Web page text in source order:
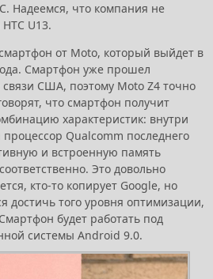
Надеемся, что компания не
U13.
от Moto, который выйдет в
Смартфон уже прошел
США, поэтому Moto Z4 точно
что смартфон получит
характеристик: внутри
процессор Qualcomm последнего
и встроенную память
Это довольно
кто-то копирует Google, но
достичь того уровня оптимизации,
будет работать под
системы Android 9.0.